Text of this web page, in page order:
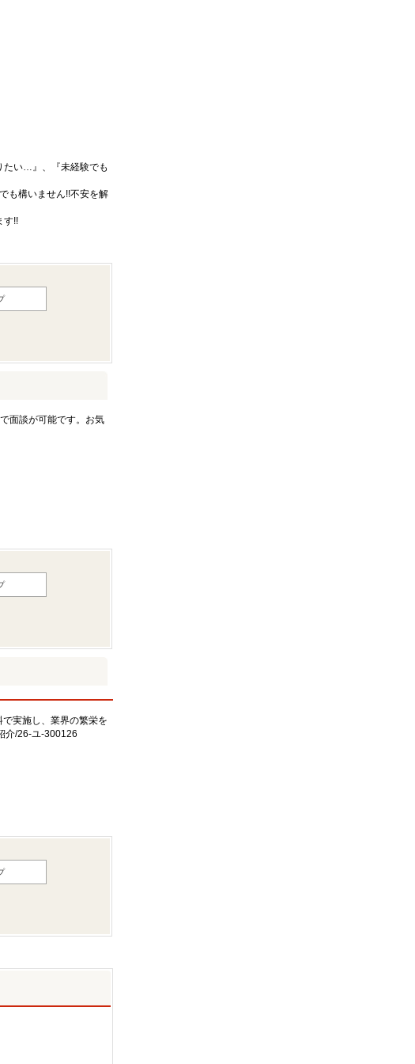
たい…』、『未経験でも
も構いません!!不安を解
す!!
面談が可能です。お気
実施し、業界の繁栄を
介/26-ユ-300126